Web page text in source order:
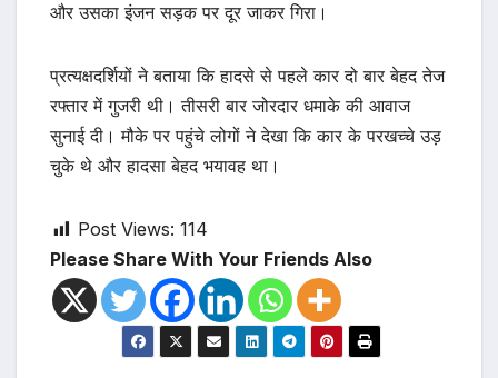
और उसका इंजन सड़क पर दूर जाकर गिरा।
प्रत्यक्षदर्शियों ने बताया कि हादसे से पहले कार दो बार बेहद तेज
रफ्तार में गुजरी थी। तीसरी बार जोरदार धमाके की आवाज
सुनाई दी। मौके पर पहुंचे लोगों ने देखा कि कार के परखच्चे उड़
चुके थे और हादसा बेहद भयावह था।
Post Views: 114
Please Share With Your Friends Also